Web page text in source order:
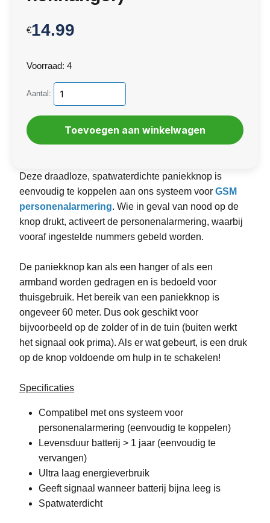
€14.99
Voorraad: 4
Aantal:
Deze draadloze, spatwaterdichte paniekknop is
eenvoudig te koppelen aan ons systeem voor GSM
personenalarmering. Wie in geval van nood op de
knop drukt, activeert de personenalarmering, waarbij
vooraf ingestelde nummers gebeld worden.
De paniekknop kan als een hanger of als een
armband worden gedragen en is bedoeld voor
thuisgebruik. Het bereik van een paniekknop is
ongeveer 60 meter. Dus ook geschikt voor
bijvoorbeeld op de zolder of in de tuin (buiten werkt
het signaal ook prima). Als er wat gebeurt, is een druk
op de knop voldoende om hulp in te schakelen!
Specificaties
Compatibel met ons systeem voor
personenalarmering (eenvoudig te koppelen)
Levensduur batterij > 1 jaar (eenvoudig te
vervangen)
Ultra laag energieverbruik
Geeft signaal wanneer batterij bijna leeg is
Spatwaterdicht